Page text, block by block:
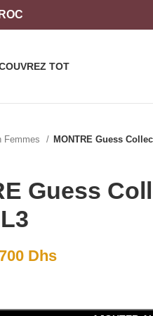
TOT
Femmes MONTRE Guess
Guess
Dhs